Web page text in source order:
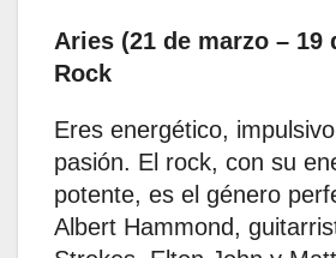
Aries (21 de marzo – 19
Rock
Eres energético,
pasión. El rock, con su
potente, es el género
Albert Hammond,